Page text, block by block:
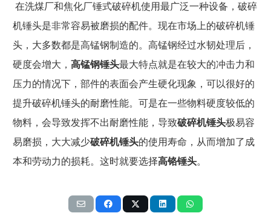
在洗煤厂和焦化厂锤式破碎机使用最广泛一种设备 ，破碎
机锤头是非常容易被磨损的配件。现在市场 上的破碎机锤
头，大多数都是高锰钢制造的。 高锰钢经过水韧处理后，
硬度会增大， 高锰钢锤头最大特点就是在较大的冲击力和
压力的情况下，部件的表面会产生硬化现象， 可以很好的
提升破碎机锤头的耐磨性能。 可是在一些物料硬度较低的
物料，会导致发挥不出耐磨性能，导致破碎机锤头极易容
易磨损， 大大减少破碎机锤头的使用寿命，从而增加了成
本和劳动力的损耗。这时就要选择高铬锤头。